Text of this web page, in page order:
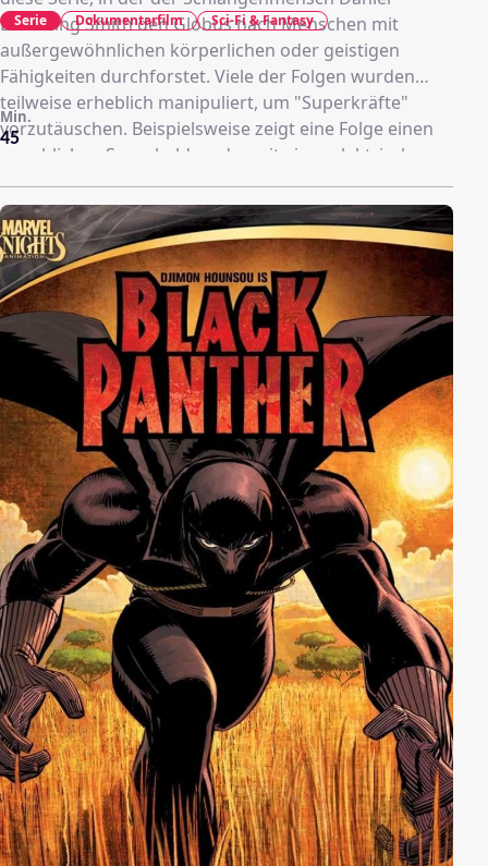
Browning Smith den Globus nach Menschen mit
außergewöhnlichen körperlichen oder geistigen
Fähigkeiten durchforstet. Viele der Folgen wurden
teilweise erheblich manipuliert, um "Superkräfte"
vorzutäuschen. Beispielsweise zeigt eine Folge einen
angeblichen Superhelden, der mit einer elektrischen
Bohrmaschine in seine Nase bohrt, nachdem die
Maschine vorher zum Bohren eines Lochs in ein
Holzstück verwendet wurde, unterschlägt aber, dass
die Drehrichtung der Bohrmaschine dabei
betrügerisch umgekehrt wurde.
45
Min.
Serie Dokumentarfilm Sci-Fi & Fantasy